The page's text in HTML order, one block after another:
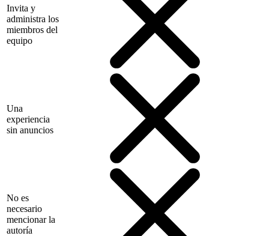
Invita y
administra los
miembros del
equipo
Una
experiencia
sin anuncios
No es
necesario
mencionar la
autoría